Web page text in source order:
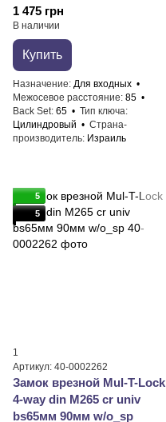
1 475 грн
В наличии
Купить
Назначение Для входных
Межосевое расстояние 85
Back Set 65
Тип ключа
Цилиндровый
Страна-
производитель Израиль
5
5
1
Артикул: 40-0002262
Замок врезной Mul-T-Lock
4-way din M265 cr univ
bs65мм 90мм w/o_sp